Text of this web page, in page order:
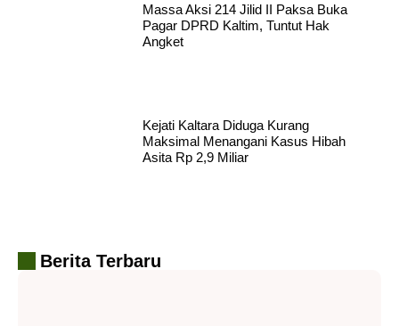
Massa Aksi 214 Jilid II Paksa Buka
Pagar DPRD Kaltim, Tuntut Hak
Angket
Kejati Kaltara Diduga Kurang
Maksimal Menangani Kasus Hibah
Asita Rp 2,9 Miliar
Berita Terbaru